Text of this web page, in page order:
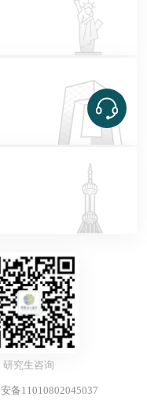
备11010802045037
研究生咨询